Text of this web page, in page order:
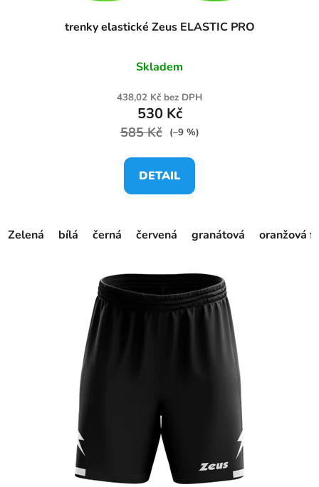
trenky elastické Zeus ELASTIC PRO
Skladem
438,02 Kč bez DPH
530 Kč
585 Kč (–9 %)
DETAIL
Zelená bílá černá červená granátová oranžová